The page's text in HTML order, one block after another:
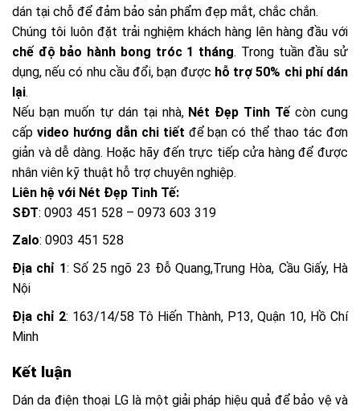
dán tại chỗ để đảm bảo sản phẩm đẹp mắt, chắc chắn.
Chúng tôi luôn đặt trải nghiệm khách hàng lên hàng đầu với
chế độ bảo hành bong tróc 1 tháng. Trong tuần đầu sử
dụng, nếu có nhu cầu đổi, bạn được hỗ trợ 50% chi phí dán
lại.
Nếu bạn muốn tự dán tại nhà, Nét Đẹp Tinh Tế còn cung
cấp video hướng dẫn chi tiết để bạn có thể thao tác đơn
giản và dễ dàng. Hoặc hãy đến trực tiếp cửa hàng để được
nhân viên kỹ thuật hỗ trợ chuyên nghiệp.
Liên hệ với Nét Đẹp Tinh Tế:
SĐT: 0903 451 528 – 0973 603 319
Zalo: 0903 451 528
Địa chỉ 1: Số 25 ngõ 23 Đỗ Quang,Trung Hòa, Cầu Giấy, Hà
Nội
Địa chỉ 2: 163/14/58 Tô Hiến Thành, P13, Quận 10, Hồ Chí
Minh
Kết luận
Dán da điện thoại LG là một giải pháp hiệu quả để bảo vệ và